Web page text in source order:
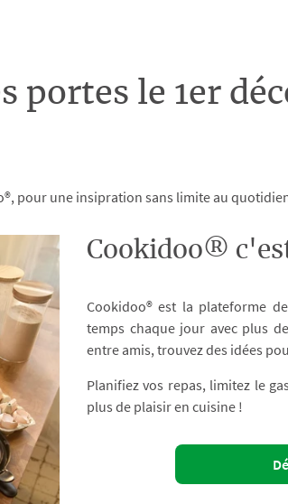
portes le 1er
pour une insipration sans limite au
Cookidoo®
Cookidoo® est la plateforme
temps chaque jour avec plus
entre amis, trouvez des idées
Planifiez vos repas, limitez le
plus de plaisir en cuisine !